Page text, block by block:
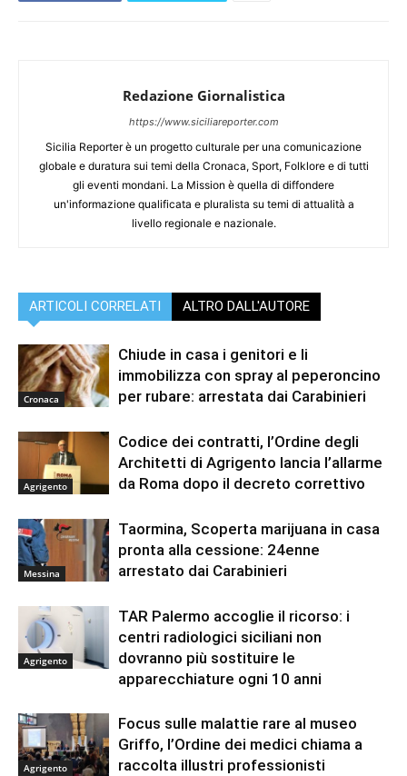
Redazione Giornalistica
https://www.siciliareporter.com
Sicilia Reporter è un progetto culturale per una comunicazione
globale e duratura sui temi della Cronaca, Sport, Folklore e di tutti
gli eventi mondani. La Mission è quella di diffondere
un'informazione qualificata e pluralista su temi di attualità a
livello regionale e nazionale.
ARTICOLI CORRELATI ALTRO DALL'AUTORE
Cronaca
Chiude in casa i genitori e li
immobilizza con spray al peperoncino
per rubare: arrestata dai Carabinieri
Agrigento
Codice dei contratti, l’Ordine degli
Architetti di Agrigento lancia l’allarme
da Roma dopo il decreto correttivo
Messina
Taormina, Scoperta marijuana in casa
pronta alla cessione: 24enne
arrestato dai Carabinieri
Agrigento
TAR Palermo accoglie il ricorso: i
centri radiologici siciliani non
dovranno più sostituire le
apparecchiature ogni 10 anni
Agrigento
Focus sulle malattie rare al museo
Griffo, l’Ordine dei medici chiama a
raccolta illustri professionisti